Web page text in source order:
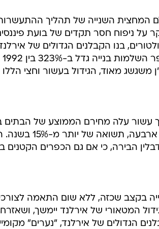
המחצית השנייה של תהליך
על ניפוח חסר תקדים של בועת
בנו הקבלנים הגדולים של
מאוד, הגידול בעשור וחצי הללו היה 82% ו-30%,
מפי
הבירה, כי אם גם הכפרים
בקצב שכזה, ללא שום התאמה
המטאורי של אירלנד יימשך,
הגדולים של אירלנד, "נערים"